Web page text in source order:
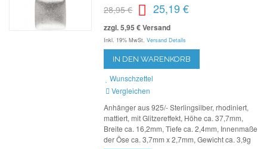
28,95 € 25,19 €
zzgl. 5,95 € Versand
Inkl. 19% MwSt. Versand Details
IN DEN WARENKORB
Wunschzettel
Vergleichen
Anhänger aus 925/- Sterlingsilber, rhodiniert,
mattiert, mit Glitzereffekt, Höhe ca. 37,7mm,
Breite ca. 16,2mm, Tiefe ca. 2,4mm, Innenmaße
der Öse ca. 3,7mm x 2,7mm, Gewicht ca. 3,9g